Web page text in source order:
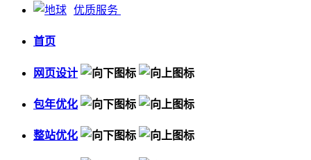
优质服务
首页
网页设计
包年优化
整站优化